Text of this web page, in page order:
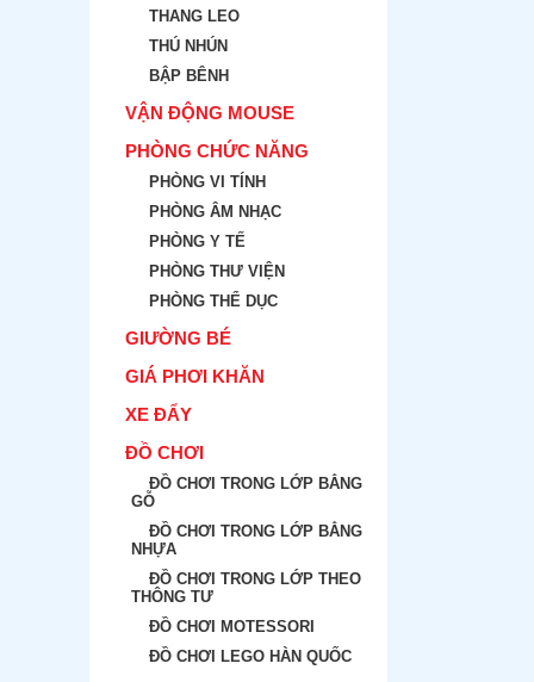
THANG LEO
THÚ NHÚN
BẬP BÊNH
VẬN ĐỘNG MOUSE
PHÒNG CHỨC NĂNG
PHÒNG VI TÍNH
PHÒNG ÂM NHẠC
PHÒNG Y TẾ
PHÒNG THƯ VIỆN
PHÒNG THỂ DỤC
GIƯỜNG BÉ
GIÁ PHƠI KHĂN
XE ĐẨY
ĐỒ CHƠI
ĐỒ CHƠI TRONG LỚP BẲNG
GỖ
ĐỒ CHƠI TRONG LỚP BẲNG
NHỰA
ĐỒ CHƠI TRONG LỚP THEO
THÔNG TƯ
ĐỒ CHƠI MOTESSORI
ĐỒ CHƠI LEGO HÀN QUỐC